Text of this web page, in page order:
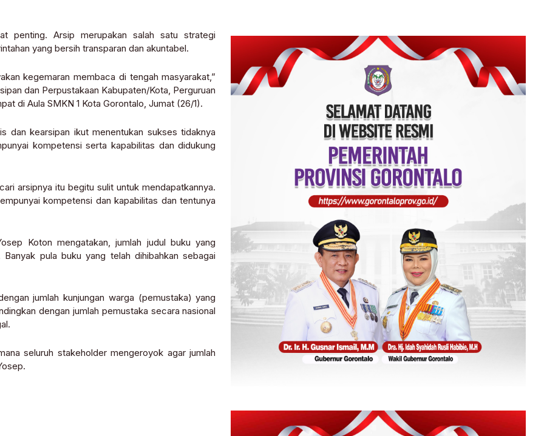
penting. Arsip merupakan salah satu strategi
yang bersih transparan dan akuntabel.
kegemaran membaca di tengah masyarakat,”
dan Perpustakaan Kabupaten/Kota, Perguruan
di Aula SMKN 1 Kota Gorontalo, Jumat (26/1).
dan kearsipan ikut menentukan sukses tidaknya
kompetensi serta kapabilitas dan didukung
arsipnya itu begitu sulit untuk mendapatkannya.
kompetensi dan kapabilitas dan tentunya
Koton mengatakan, jumlah judul buku yang
pula buku yang telah dihibahkan sebagai
jumlah kunjungan warga (pemustaka) yang
dengan jumlah pemustaka secara nasional
seluruh stakeholder mengeroyok agar jumlah